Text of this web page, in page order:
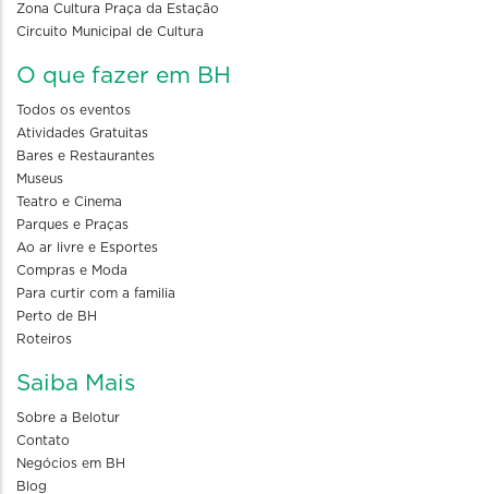
Zona Cultura Praça da Estação
Circuito Municipal de Cultura
O que fazer em BH
Todos os eventos
Atividades Gratuitas
Bares e Restaurantes
Museus
Teatro e Cinema
Parques e Praças
Ao ar livre e Esportes
Compras e Moda
Para curtir com a familia
Perto de BH
Roteiros
Saiba Mais
Sobre a Belotur
Contato
Negócios em BH
Blog